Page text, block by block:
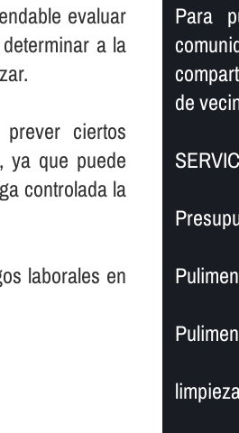
evaluar
a la
ciertos
ya que puede
controlada la
laborales en
Para
de